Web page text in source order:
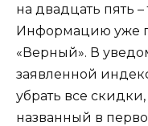
на двадцать пять
Информацию уже
«Верный». В
заявленной
убрать все скидки,
названный в